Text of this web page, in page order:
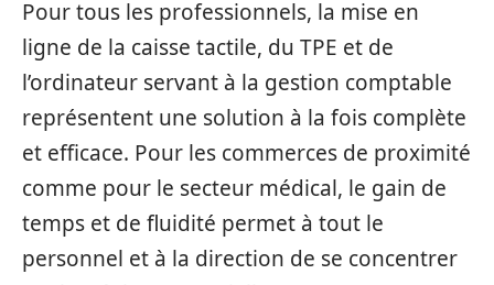
Pour tous les professionnels, la mise en
ligne de la caisse tactile, du TPE et de
l’ordinateur servant à la gestion comptable
représentent une solution à la fois complète
et efficace. Pour les commerces de proximité
comme pour le secteur médical, le gain de
temps et de fluidité permet à tout le
personnel et à la direction de se concentrer